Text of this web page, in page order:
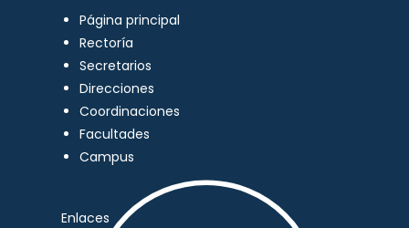
Página principal
Rectoría
Secretarios
Direcciones
Coordinaciones
Facultades
Campus
Enlaces